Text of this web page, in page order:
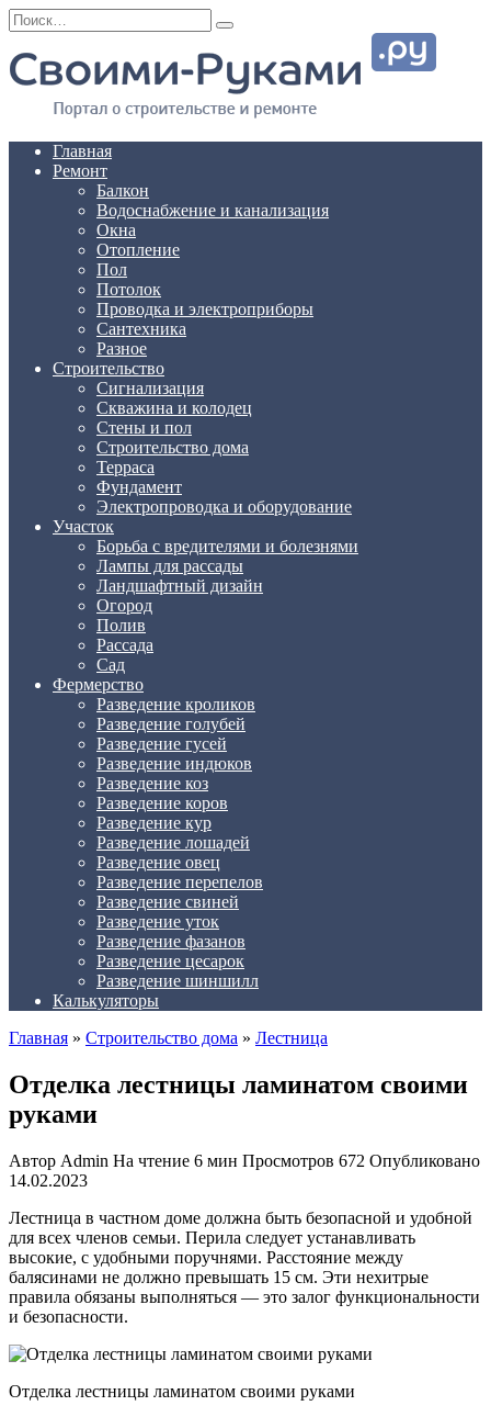
Перейти
к
содержанию
Search
for:
Главная
Ремонт
Балкон
Водоснабжение и канализация
Окна
Отопление
Пол
Потолок
Проводка и электроприборы
Сантехника
Разное
Строительство
Сигнализация
Скважина и колодец
Стены и пол
Строительство дома
Терраса
Фундамент
Электропроводка и оборудование
Участок
Борьба с вредителями и болезнями
Лампы для рассады
Ландшафтный дизайн
Огород
Полив
Рассада
Сад
Фермерство
Разведение кроликов
Разведение голубей
Разведение гусей
Разведение индюков
Разведение коз
Разведение коров
Разведение кур
Разведение лошадей
Разведение овец
Разведение перепелов
Разведение свиней
Разведение уток
Разведение фазанов
Разведение цесарок
Разведение шиншилл
Калькуляторы
Главная » Строительство дома » Лестница
Отделка лестницы ламинатом своими
руками
Автор Admin На чтение 6 мин Просмотров 672 Опубликовано
14.02.2023
Лестница в частном доме должна быть безопасной и удобной
для всех членов семьи. Перила следует устанавливать
высокие, с удобными поручнями. Расстояние между
балясинами не должно превышать 15 см. Эти нехитрые
правила обязаны выполняться — это залог функциональности
и безопасности.
Отделка лестницы ламинатом своими руками